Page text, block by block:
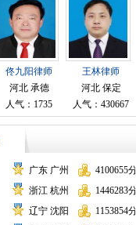
佟九阳律师
河北 承德
人气：1735
王林律师
河北 保定
人气：430667
广东 广州
4100655分
浙江 杭州
1446283分
辽宁 沈阳
1153854分